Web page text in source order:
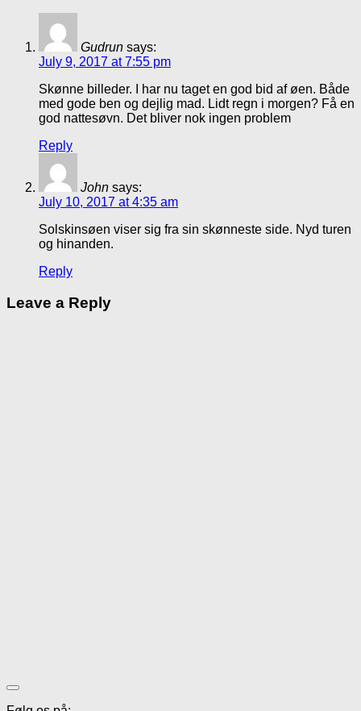
Gudrun says:
July 9, 2017 at 7:55 pm
Skønne billeder. I har nu taget en god bid af øen. Både
med gode ben og dejlig mad. Lidt regn i morgen? Få en
god nattesøvn. Det bliver nok ingen problem
Reply
John says:
July 10, 2017 at 4:35 am
Solskinsøen viser sig fra sin skønneste side. Nyd turen
og hinanden.
Reply
Leave a Reply